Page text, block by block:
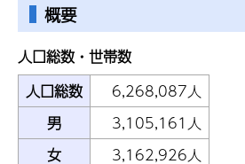
概要
人口総数・世帯数
人口総数
6,268,087人
男
3,105,161人
女
3,162,926人